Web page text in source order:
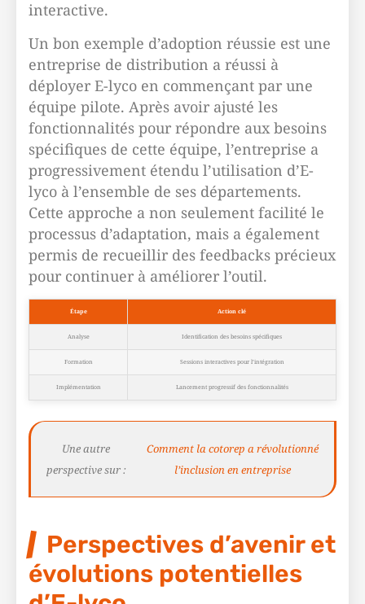
interactive.
Un bon exemple d’adoption réussie est une
entreprise de distribution a réussi à
déployer E-lyco en commençant par une
équipe pilote. Après avoir ajusté les
fonctionnalités pour répondre aux besoins
spécifiques de cette équipe, l’entreprise a
progressivement étendu l’utilisation d’E-
lyco à l’ensemble de ses départements.
Cette approche a non seulement facilité le
processus d’adaptation, mais a également
permis de recueillir des feedbacks précieux
pour continuer à améliorer l’outil.
Étape Action clé
Analyse Identification des besoins spécifiques
Formation Sessions interactives pour l’intégration
Implémentation Lancement progressif des fonctionnalités
Une autre
perspective sur :
Comment la cotorep a révolutionné
l’inclusion en entreprise
Perspectives d’avenir et
évolutions potentielles